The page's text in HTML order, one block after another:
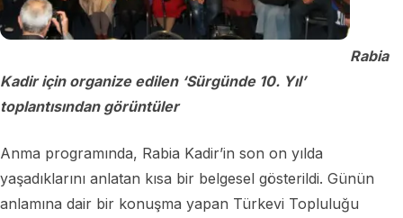
Rabia
Kadir için organize edilen ‘Sürgünde 10. Yıl’
toplantısından görüntüler
Anma programında, Rabia Kadir’in son on yılda
yaşadıklarını anlatan kısa bir belgesel gösterildi. Günün
anlamına dair bir konuşma yapan Türkevi Topluluğu